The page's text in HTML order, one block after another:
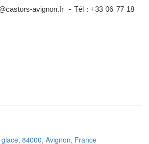
avignon.fr - Tél : +33 06 77 18
84000, Avignon, France